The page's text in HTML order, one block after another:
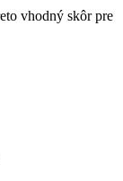
vhodný skôr pre